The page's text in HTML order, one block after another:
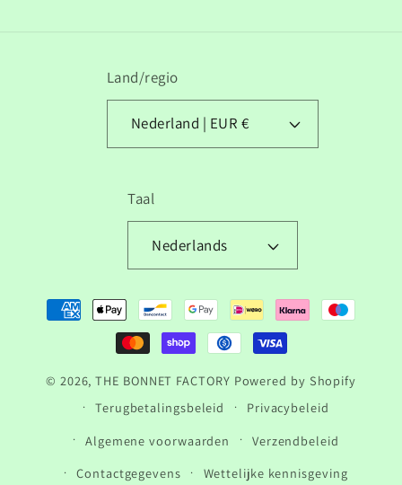
Land/regio
Nederland | EUR €
Taal
Nederlands
Betaalmethoden
© 2026,THE BONNET FACTORY Powered by Shopify
Terugbetalingsbeleid
Privacybeleid
Algemene voorwaarden
Verzendbeleid
Contactgegevens
Wettelijke kennisgeving